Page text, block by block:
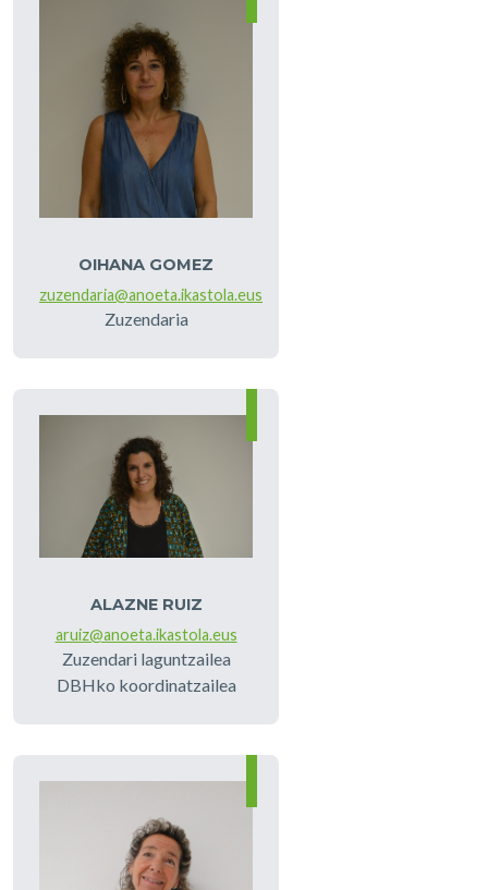
OIHANA GOMEZ
zuzendaria@anoeta.ikastola.eus
Zuzendaria
ALAZNE RUIZ
aruiz@anoeta.ikastola.eus
Zuzendari laguntzailea
DBHko koordinatzailea